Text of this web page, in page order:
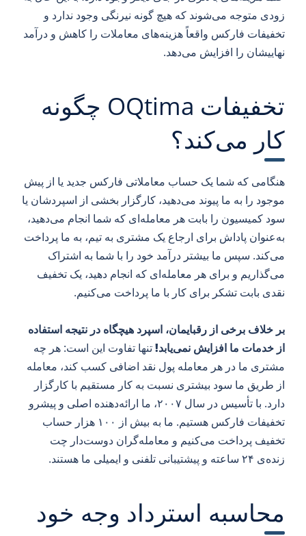
زودی متوجه می‌شوند که هیچ گونه نیرنگی وجود ندارد و
تخفیفات فارکس واقعاً هزینه‌های معاملات را کاهش و درآمد
نهاییشان را افزایش می‌دهد.
تخفیفات OQtima چگونه
کار می‌کند؟
هنگامی که شما یک حساب معاملاتی فارکس جدید یا از پیش
موجود را به ما پیوند می‌دهید، کارگزار بخشی از اسپردشان یا
سود کمیسیون را بابت هر معامله‌ای که شما انجام می‌دهید،
به‌عنوان پاداش برای ارجاع یک مشتری به تیم، به ما پرداخت
می‌کند. سپس ما بیشتر درآمد خود را با شما به اشتراک
می‌گذاریم و برای هر معامله‌ای که انجام دهید، یک تخفیف
نقدی بابت تشکر برای کار با ما پرداخت می‌کنیم.
بر خلاف برخی از رقبایمان، اسپرد هیچگاه در نتیجه استفاده
از خدمات ما افزایش نمی‌یابد!تنها تفاوت این است: هر چه
مشتری ما در هر معامله پول نقد اضافی کسب کند، معامله
از طریق ما سود بیشتری نسبت به کار مستقیم با کارگزار
دارد. با تأسیس در سال ۲۰۰۷، ما ارائه‌دهنده اصلی و پیشرو
تخفیفات فارکس هستیم. ما به بیش از ۱۰۰ هزار حساب
تخفیف پرداخت می‌کنیم و معامله‌گران دوست‌دار چت
زنده‌ی ۲۴ ساعته و پیشتیبانی تلفنی و ایمیلی ما هستند.
محاسبه استرداد وجه خود